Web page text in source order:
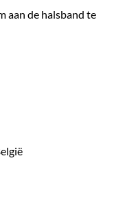
aan de halsband te